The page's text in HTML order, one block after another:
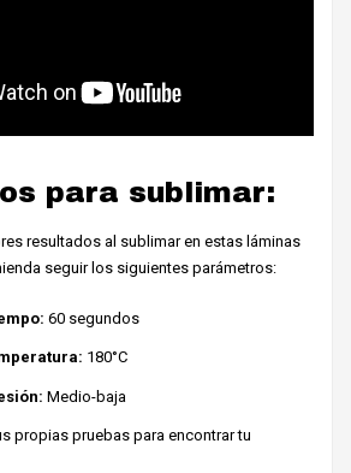
para sublimar:
resultados al sublimar en estas láminas
seguir los siguientes parámetros:
60 segundos
180°C
Medio-baja
propias pruebas para encontrar tu